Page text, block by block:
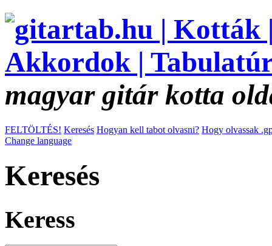
magyar gitár kotta
FELTÖLTÉS! Keresés Hogyan kell tabot olvasni? Hogy olvassak
Change language
Keresés
Keress